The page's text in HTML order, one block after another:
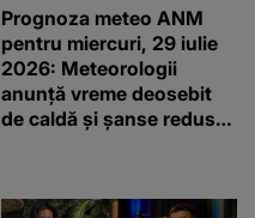
Prognoza meteo ANM
pentru miercuri, 29 iulie
2026: Meteorologii
anunță vreme deosebit
de caldă și șanse reduse